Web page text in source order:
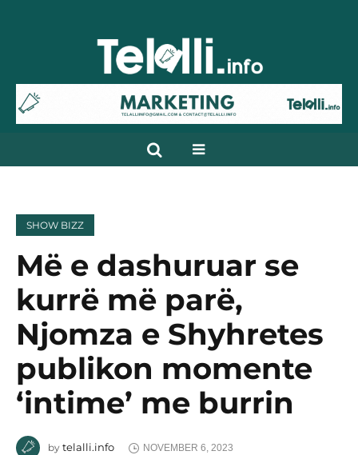
SHOW BIZZ
Më e dashuruar se
kurrë më parë,
Njomza e Shyhretes
publikon momente
‘intime’ me burrin
by telalli.info NOVEMBER 6, 2023